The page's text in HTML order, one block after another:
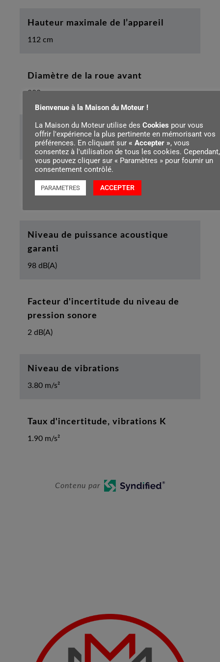
Hauteur maximale de l’appareil
112 cm
Diamètre de la roue avant
200 mm
Diamètre de la roue arrière
230 mm
Niveau de pression sonore mesuré
Niveau de puissance acoustique
garanti
98 dB(A)
Facteur d'incertitude du niveau de
pression sonore
2 dB(A)
Niveau de vibrations
3.80 m/s²
Taux d'incertitude, vibrations K
1.90 m/s²
Contenu par
Bienvenue à la Maison du Moteur !
La Maison du Moteur utilise des Cookies pour vous
offrir l'expérience la plus pertinente en mémorisant vos
préférences. En cliquant sur « Accepter », vous
consentez à l'utilisation de tous les cookies. Cependant,
vous pouvez cliquer sur « Paramètres » pour fournir un
consentement contrôlé.
PARAMETRES ACCEPTER